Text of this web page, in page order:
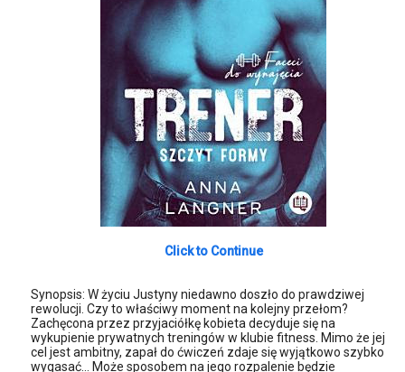
Click to Continue
Synopsis: W życiu Justyny niedawno doszło do prawdziwej
rewolucji. Czy to właściwy moment na kolejny przełom?
Zachęcona przez przyjaciółkę kobieta decyduje się na
wykupienie prywatnych treningów w klubie fitness. Mimo że jej
cel jest ambitny, zapał do ćwiczeń zdaje się wyjątkowo szybko
wygasać… Może sposobem na jego rozpalenie będzie